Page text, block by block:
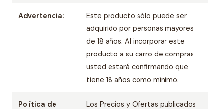
Advertencia:
Este producto sólo puede ser
adquirido por personas mayores
de 18 años. Al incorporar este
producto a su carro de compras
usted estará confirmando que
tiene 18 años como mínimo.
Política de
Los Precios y Ofertas publicados